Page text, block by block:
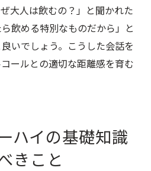
大人は飲むの？」と聞かれた
飲める特別なものだから」と
いでしょう。こうした会話を
ールとの適切な距離感を育む
ハイの基礎知識
きこと